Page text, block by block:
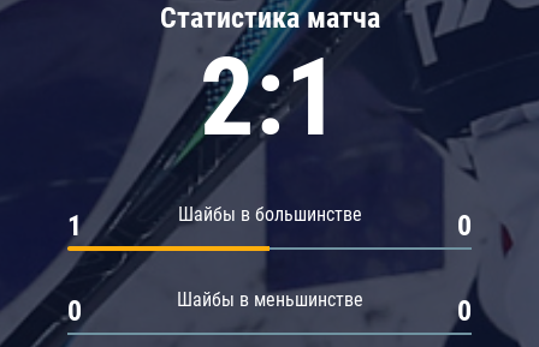
Статистика матча
2:1
Шайбы в большинстве
1 0
Шайбы в меньшинстве
0 0